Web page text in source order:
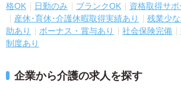
格OK
日勤のみ ブランクOK 資格取得サポ
産休･育休･介護休暇取得実績あり
残業少
助あり
ボーナス・賞与あり 社会保険完備
制度あり
企業から介護の求人を探す